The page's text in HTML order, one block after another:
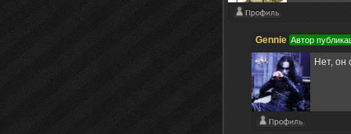
Gennie Автор
Нет, он